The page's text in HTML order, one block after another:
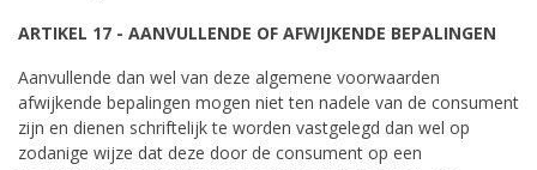
ARTIKEL 17 - AANVULLENDE OF AFWIJKENDE BEPALINGEN
Aanvullende dan wel van deze algemene voorwaarden
afwijkende bepalingen mogen niet ten nadele van de consument
zijn en dienen schriftelijk te worden vastgelegd dan wel op
zodanige wijze dat deze door de consument op een